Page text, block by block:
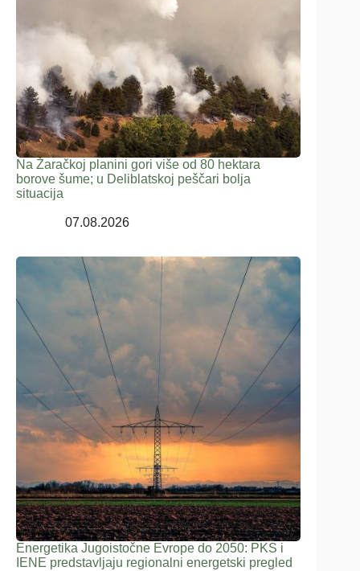
Na Žaračkoj planini gori više od 80 hektara
borove šume; u Deliblatskoj peščari bolja
situacija
07.08.2026
Energetika Jugoistočne Evrope do 2050: PKS i
IENE predstavljaju regionalni energetski pregled